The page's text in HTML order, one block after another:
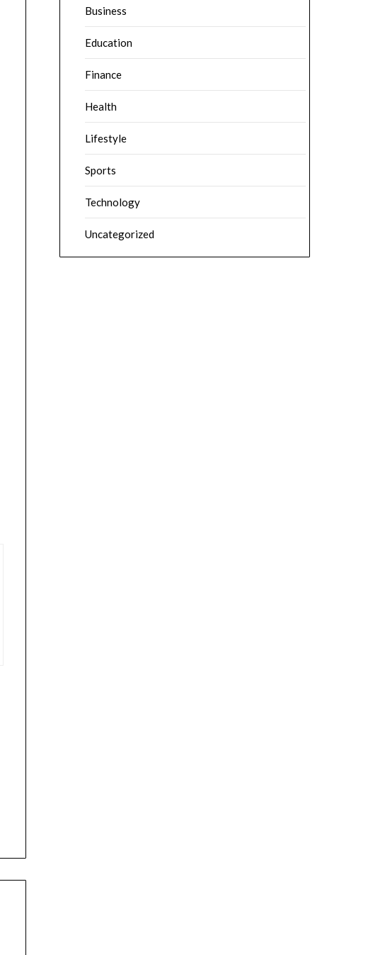
Business
Education
Finance
Health
Lifestyle
Sports
Technology
Uncategorized